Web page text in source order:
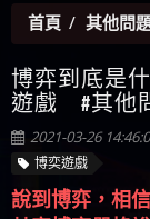
利回報被騙的
【玩運彩】
【蘇俊曄】
【侯依揚】廢
首頁 其他問
博弈到底是
遊戲 #其他
2021-03-26
博奕遊戲
說到博弈，相